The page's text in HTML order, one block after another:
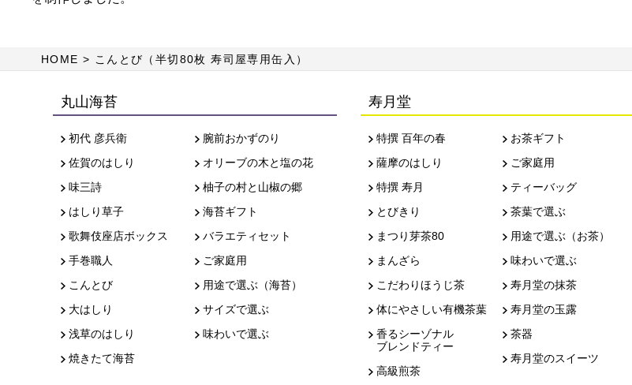
HOME こんとび（半切80枚 寿司屋専用缶入）
丸山海苔
初代 彦兵衛
佐賀のはしり
味三詩
はしり草子
歌舞伎座店ボックス
手巻職人
こんとび
大はしり
浅草のはしり
焼きたて海苔
腕前おかずのり
オリーブの木と塩の花
柚子の村と山椒の郷
海苔ギフト
バラエティセット
ご家庭用
用途で選ぶ（海苔）
サイズで選ぶ
味わいで選ぶ
寿月堂
特撰 百年の春
薩摩のはしり
特撰 寿月
とびきり
まつり芽茶80
まんざら
こだわりほうじ茶
体にやさしい有機茶葉
香るシーゾナル
ブレンドティー
高級煎茶
お茶ギフト
ご家庭用
ティーバッグ
茶葉で選ぶ
用途で選ぶ（お茶）
味わいで選ぶ
寿月堂の抹茶
寿月堂の玉露
茶器
寿月堂のスイーツ